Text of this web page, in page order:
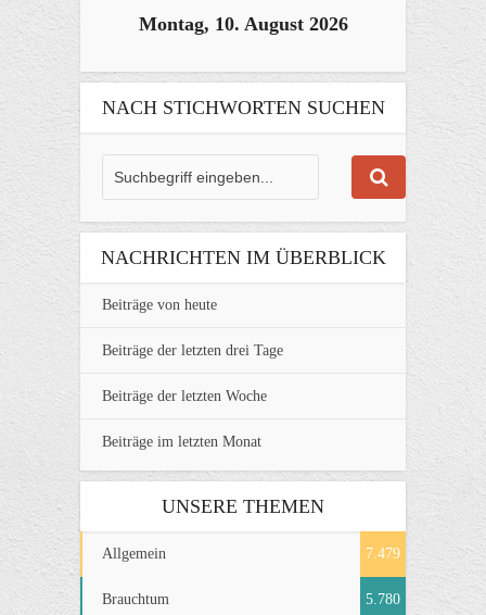
Montag, 10. August 2026
NACH STICHWORTEN SUCHEN
NACHRICHTEN IM ÜBERBLICK
Beiträge von heute
Beiträge der letzten drei Tage
Beiträge der letzten Woche
Beiträge im letzten Monat
UNSERE THEMEN
Allgemein 7.479
Brauchtum 5.780